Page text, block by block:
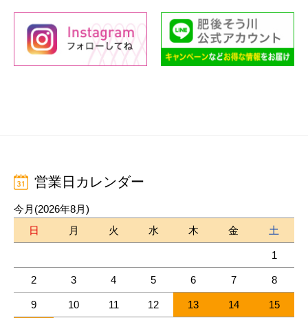
営業日カレンダー
今月(2026年8月)
日
月 火 水 木 金 土
1
2 3 4 5 6 7 8
9 10 11 12 13 14 15